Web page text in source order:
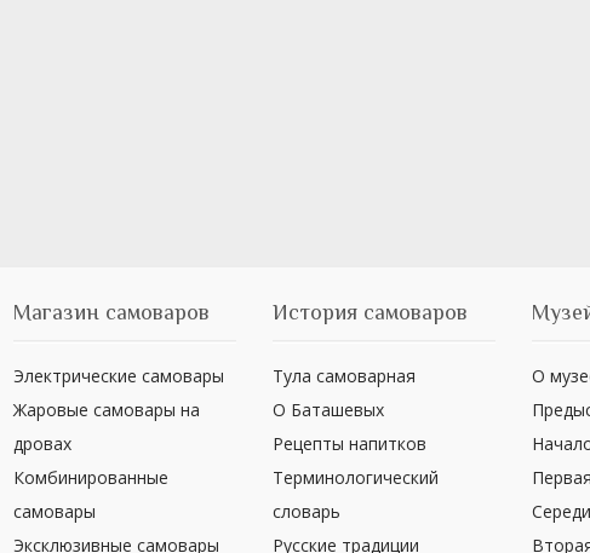
Магазин самоваров
Электрические самовары
Жаровые самовары на
дровах
Комбинированные
самовары
Эксклюзивные самовары
История самоваров
Тула самоварная
О Баташевых
Рецепты напитков
Терминологический
словарь
Русские традиции
О